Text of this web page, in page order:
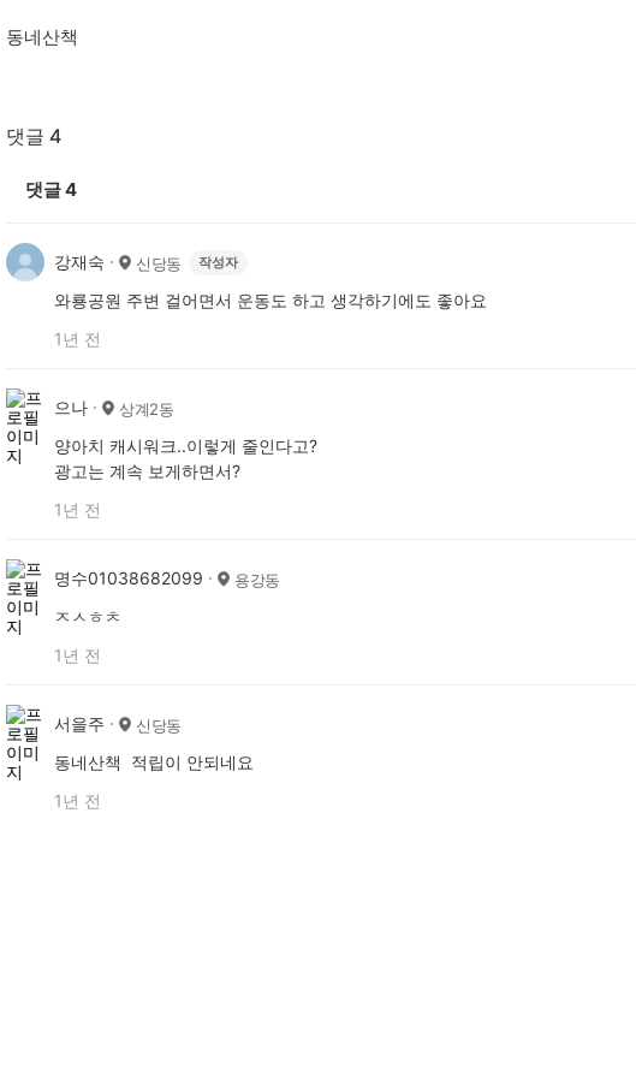
동네산책
댓글 4
댓글4
강재숙 신당동 작성자
와룡공원 주변 걸어면서 운동도 하고 생각하기에도 좋아요
1년 전
으나 상계2동
양아치 캐시워크..이렇게 줄인다고?
광고는 계속 보게하면서?
1년 전
명수01038682099 용강동
ㅈㅅㅎㅊ
1년 전
서을주 신당동
동네산책 적립이 안되네요
1년 전